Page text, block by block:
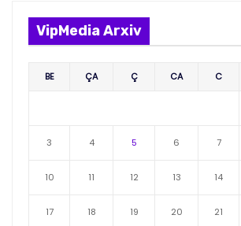
VipMedia Arxiv
BE ÇA Ç CA C
3 4 5 6 7
10 11 12 13 14
17 18 19 20 21